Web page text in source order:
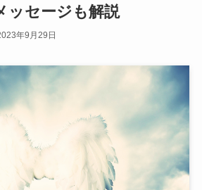
ッセージも解説
年9月29日